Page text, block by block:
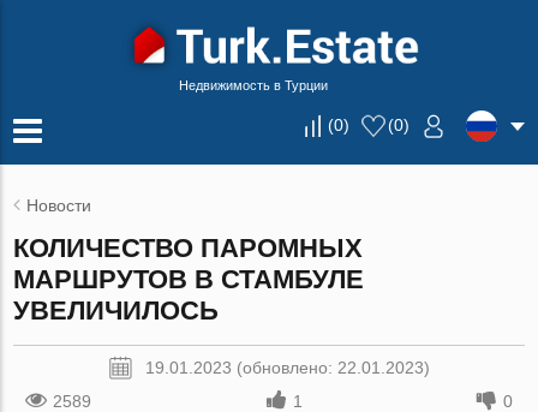
Недвижимость в Турции
(0) (0)
Новости
КОЛИЧЕСТВО ПАРОМНЫХ
МАРШРУТОВ В СТАМБУЛЕ
УВЕЛИЧИЛОСЬ
19.01.2023 (обновлено: 22.01.2023)
2589
1 0